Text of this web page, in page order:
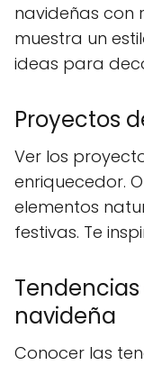
navideñas con
muestra un
ideas para
Proyectos
Ver los
enriquecedor.
elementos
festivas. Te
navideña
Conocer las